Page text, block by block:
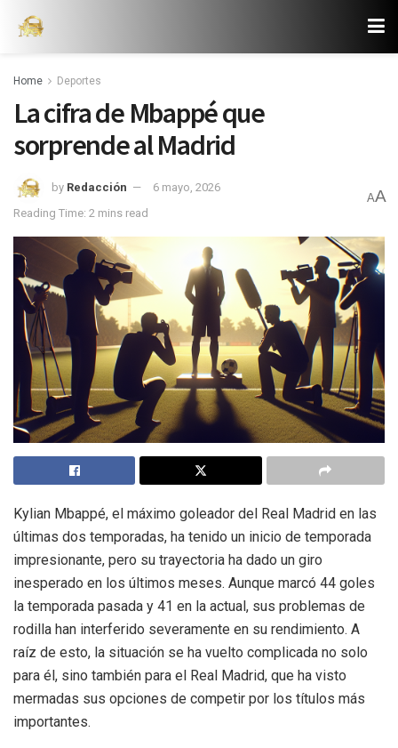
Home Deportes
La cifra de Mbappé que
sorprende al Madrid
by Redacción
6 mayo, 2026
Reading Time: 2 mins read
AA
Kylian Mbappé, el máximo goleador del Real Madrid en las
últimas dos temporadas, ha tenido un inicio de temporada
impresionante, pero su trayectoria ha dado un giro
inesperado en los últimos meses. Aunque marcó 44 goles
la temporada pasada y 41 en la actual, sus problemas de
rodilla han interferido severamente en su rendimiento. A
raíz de esto, la situación se ha vuelto complicada no solo
para él, sino también para el Real Madrid, que ha visto
mermadas sus opciones de competir por los títulos más
importantes.